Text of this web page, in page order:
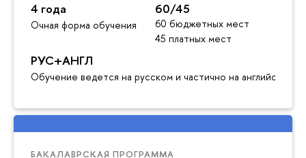
4 года
Очная форма обучения
60/45
60 бюджетных мест
45 платных мест
РУС+АНГЛ
Обучение ведется на русском и частично на английском
БАКАЛАВРСКАЯ ПРОГРАММА